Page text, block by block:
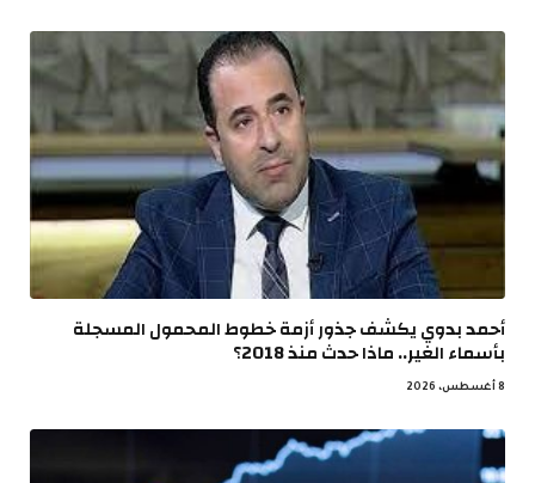
أحمد بدوي يكشف جذور أزمة خطوط المحمول المسجلة
بأسماء الغير.. ماذا حدث منذ 2018؟
8 أغسطس، 2026